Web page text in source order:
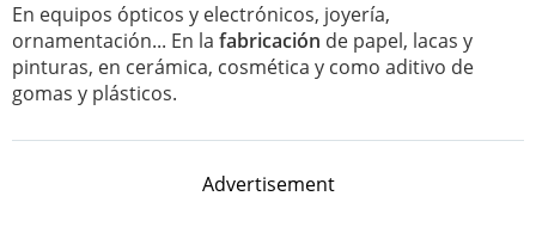
En equipos ópticos y electrónicos, joyería,
ornamentación... En la fabricación de papel, lacas y
pinturas, en cerámica, cosmética y como aditivo de
gomas y plásticos.
Advertisement